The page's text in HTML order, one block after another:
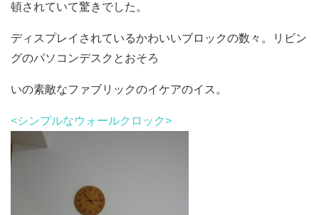
頓されていて驚きでした。
ディスプレイされているかわいいブロックの数々。リビン
グのパソコンデスクとおそろ
いの素敵なファブリックのイケアのイス。
<シンプルなウォールクロック>